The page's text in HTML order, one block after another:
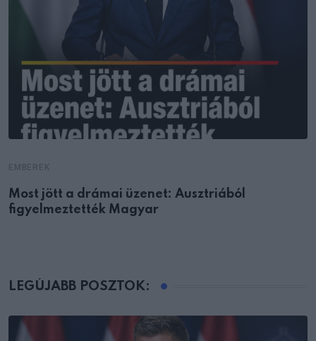
Most jött a drámai üzenet: Ausztriából
figyelmeztették Magyar
LEGÚJABB POSZTOK: